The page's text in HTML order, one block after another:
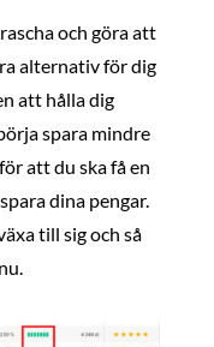
och göra att
alternativ för dig
att hålla dig
spara mindre
att du ska få en
dina pengar.
till sig och så